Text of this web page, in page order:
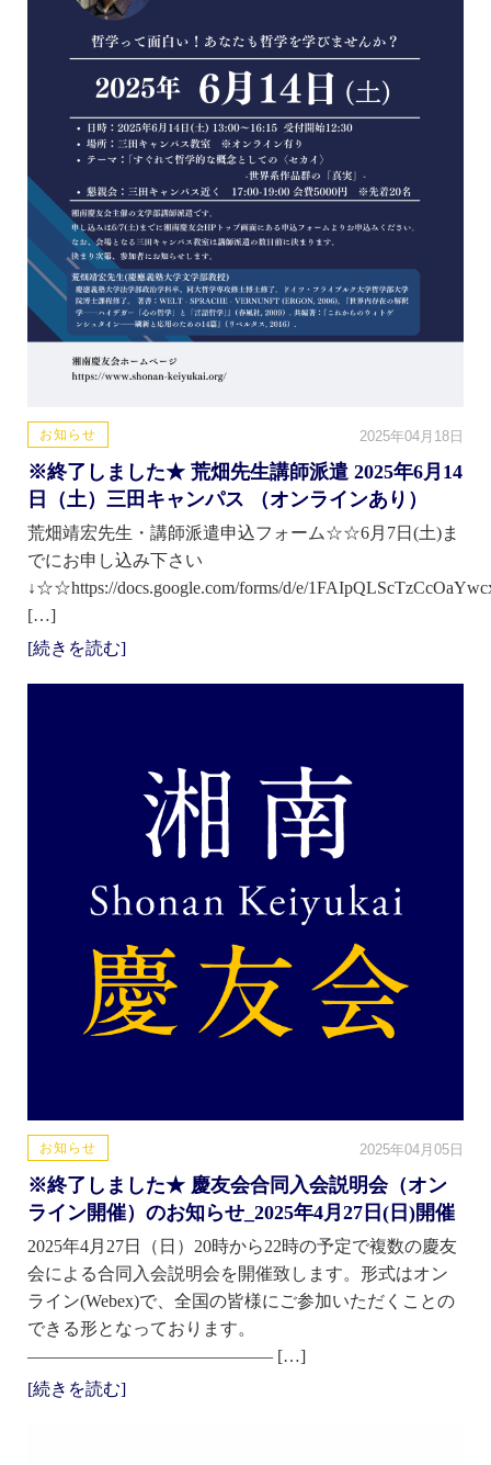
お知らせ 2025年04月18日
※終了しました★ 荒畑先生講師派遣 2025年6月14
日（土）三田キャンパス （オンラインあり）
荒畑靖宏先生・講師派遣申込フォーム☆☆6月7日(土)ま
でにお申し込み下さい
↓☆☆https://docs.google.com/forms/d/e/
[…]
[続きを読む]
お知らせ 2025年04月05日
※終了しました★ 慶友会合同入会説明会（オン
ライン開催）のお知らせ_2025年4月27日(日)開催
2025年4月27日（日）20時から22時の予定で複数の慶友
会による合同入会説明会を開催致します。形式はオン
ライン(Webex)で、全国の皆様にご参加いただくことの
できる形となっております。
—————————————— […]
[続きを読む]